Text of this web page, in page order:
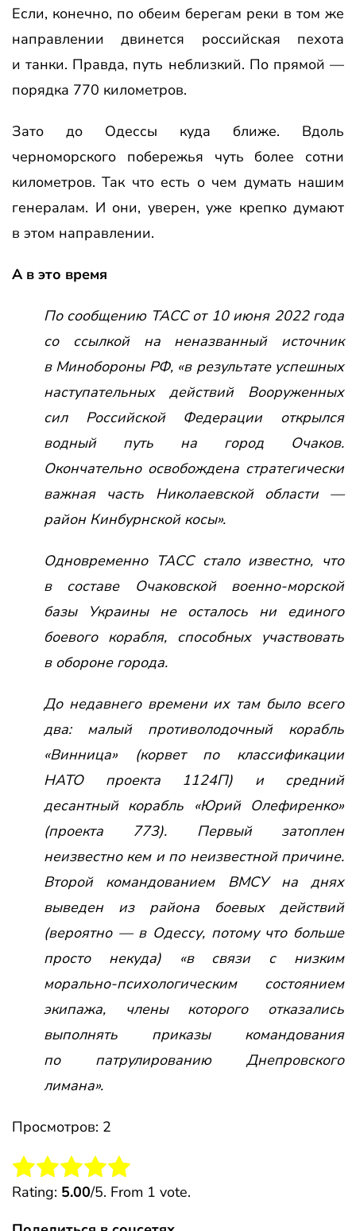
Если, конечно, по обеим берегам реки в том же
направлении двинется российская пехота
и танки. Правда, путь неблизкий. По прямой —
порядка 770 километров.
Зато до Одессы куда ближе. Вдоль
черноморского побережья чуть более сотни
километров. Так что есть о чем думать нашим
генералам. И они, уверен, уже крепко думают
в этом направлении.
А в это время
По сообщению ТАСС от 10 июня 2022 года
со ссылкой на неназванный источник
в Минобороны РФ, «в результате успешных
наступательных действий Вооруженных
сил Российской Федерации открылся
водный путь на город Очаков.
Окончательно освобождена стратегически
важная часть Николаевской области —
район Кинбурнской косы».
Одновременно ТАСС стало известно, что
в составе Очаковской военно-морской
базы Украины не осталось ни единого
боевого корабля, способных участвовать
в обороне города.
До недавнего времени их там было всего
два: малый противолодочный корабль
«Винница» (корвет по классификации
НАТО проекта 1124П) и средний
десантный корабль «Юрий Олефиренко»
(проекта 773). Первый затоплен
неизвестно кем и по неизвестной причине.
Второй командованием ВМСУ на днях
выведен из района боевых действий
(вероятно — в Одессу, потому что больше
просто некуда) «в связи с низким
морально-психологическим состоянием
экипажа, члены которого отказались
выполнять приказы командования
по патрулированию Днепровского
лимана».
Просмотров: 2
Rate this item:
Submit Rating
Rating: 5.00/5. From 1 vote.